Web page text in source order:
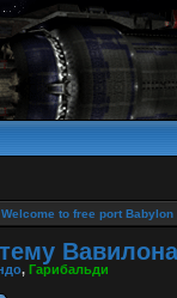
Welcome to free port Babylon
, Гарибальди